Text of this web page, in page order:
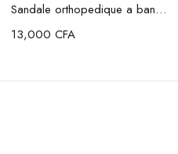
Sandale orthopedique a bande marron beige
13,000 CFA